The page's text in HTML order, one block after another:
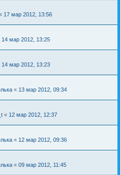
17 мар 2012, 13:56
14 мар 2012, 13:25
14 мар 2012, 13:23
« 13 мар 2012, 09:34
« 12 мар 2012, 12:37
« 12 мар 2012, 09:36
« 09 мар 2012, 11:45